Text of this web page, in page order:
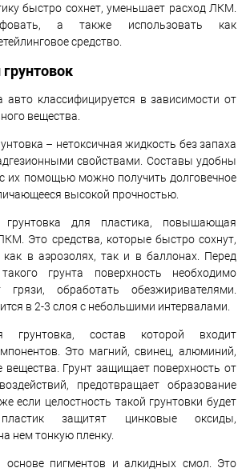
быстро сохнет, уменьшает расход ЛКМ.
а также использовать как
средство.
авто классифицируется в зависимости от
вещества.
– нетоксичная жидкость без запаха
свойствами. Составы удобны
их помощью можно получить долговечное
высокой прочностью.
грунтовка для пластика, повышающая
Это средства, которые быстро сохнут,
как в аэрозолях, так и в баллонах. Перед
грунта поверхность необходимо
грязи, обработать обезжиривателями.
в 2-3 слоя с небольшими интервалами.
грунтовка, состав которой входит
Это магний, свинец, алюминий,
вещества. Грунт защищает поверхность от
предотвращает образование
если целостность такой грунтовки будет
защитят цинковые оксиды,
нем тонкую пленку.
основе пигментов и алкидных смол. Это